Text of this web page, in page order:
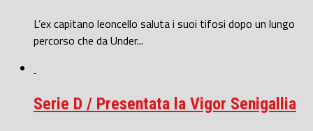
L’ex capitano leoncello saluta i suoi tifosi dopo un lungo
percorso che da Under...
Serie D / Presentata la Vigor Senigallia